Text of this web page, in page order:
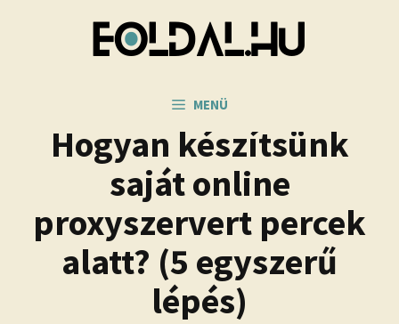
MENÜ
Hogyan készítsünk
saját online
proxyszervert percek
alatt? (5 egyszerű
lépés)